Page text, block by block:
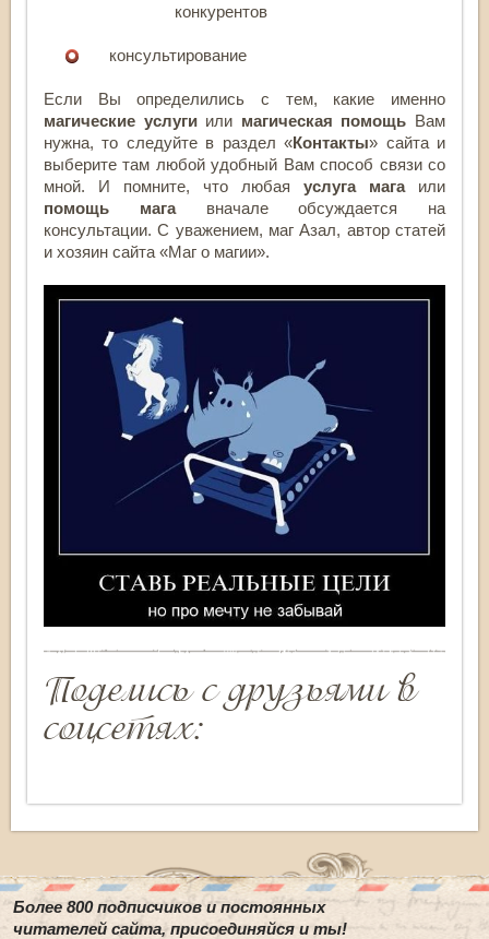
конкурентов
консультирование
Если Вы определились с тем, какие именно
магические услугиили магическая помощь Вам
нужна, то следуйте в раздел «Контакты» сайта и
выберите там любой удобный Вам способ связи со
мной. И помните, что любая услуга магаили
помощь магавначале обсуждается на
консультации. С уважением, маг Азал, автор статей
и хозяин сайта «Маг о магии».
Поделись с друзьями в
соцсетях:
Более 800 подписчиков и постоянных
читателей сайта, присоединяйся и ты!